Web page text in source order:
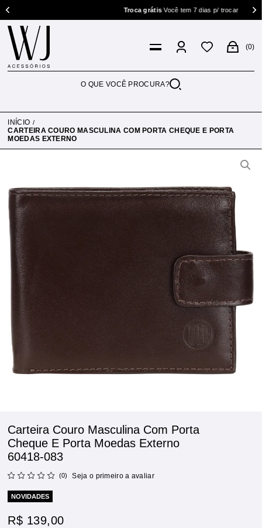
Troca grátisVocê tem 7 dias p/ trocar
0
INÍCIO
CARTEIRA COURO MASCULINA COM PORTA CHEQUE E PORTA
MOEDAS EXTERNO
Carteira Couro Masculina Com Porta
Cheque E Porta Moedas Externo
60418-083
(0) Seja o primeiro a avaliar
NOVIDADES
R$ 139,00